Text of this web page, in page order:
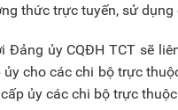
thức trực tuyến, sử dụng
Đảng ủy CQĐH TCT sẽ
cho các chi bộ trực
ủy các chi bộ trực